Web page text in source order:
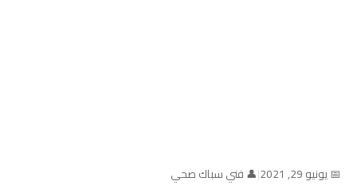
📅 يونيو 29, 2021 |👤 فني سباك صحي